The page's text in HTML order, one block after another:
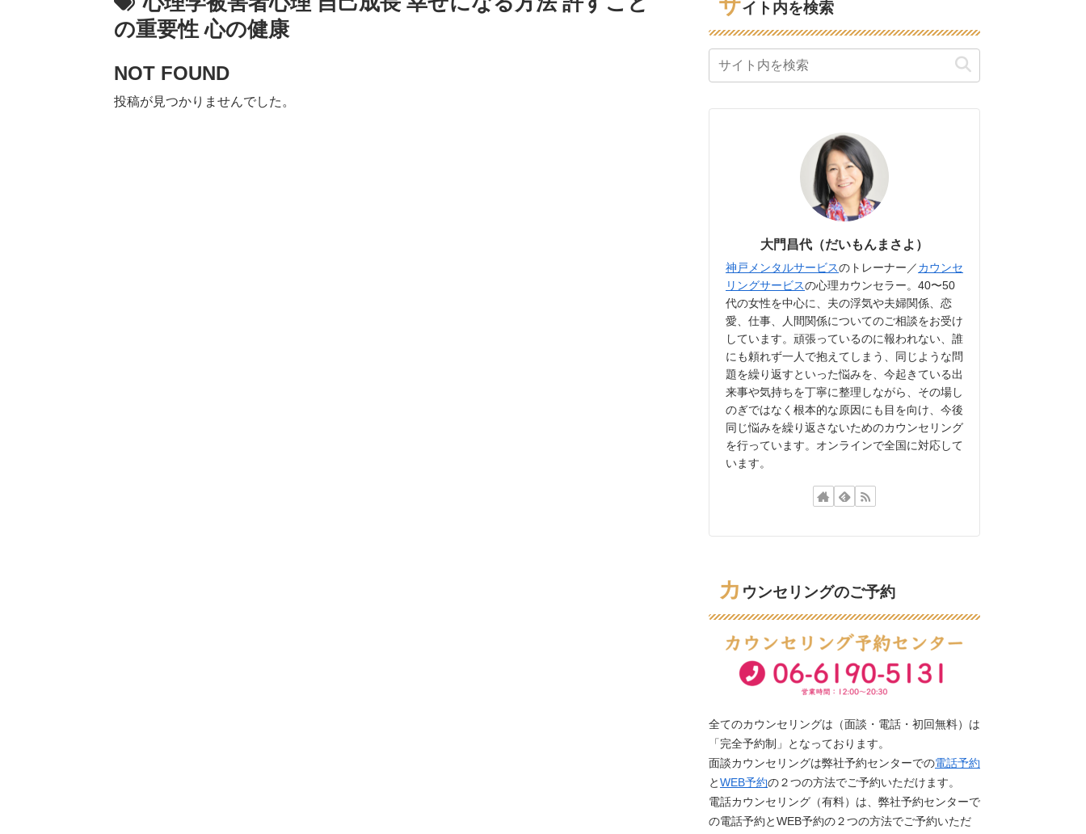
の重要性 心の健康
NOT FOUND
投稿が見つかりませんでした。
サイト内を検索
大門昌代（だいもんまさよ）
神戸メンタルサービスのトレーナー／ カウンセ
リングサービスの心理カウンセラー。40〜50
代の女性を中心に、夫の浮気や夫婦関係、恋
愛、仕事、人間関係についてのご相談をお受け
しています。頑張っているのに報われない、誰
にも頼れず一人で抱えてしまう、同じような問
題を繰り返すといった悩みを、今起きている出
来事や気持ちを丁寧に整理しながら、その場し
のぎではなく根本的な原因にも目を向け、今後
同じ悩みを繰り返さないためのカウンセリング
を行っています。オンラインで全国に対応して
います。
カ ウンセリングのご予約
全てのカウンセリングは（面談・電話・初回無料）は
「完全予約制」となっております。
面談カウンセリングは弊社予約センターでの電話予約
と WEB予約の２つの方法でご予約いただけます。
電話カウンセリング（有料）は、弊社予約センターで
の電話予約とWEB予約の２つの方法でご予約いただ